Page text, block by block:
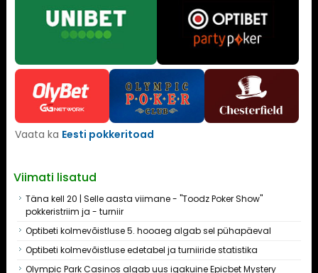
Vaata ka Eesti pokkeritoad
Viimati lisatud
Täna kell 20 | Selle aasta viimane - "Toodz Poker Show"
pokkeristriim ja - turniir
Optibeti kolmevõistluse 5. hooaeg algab sel pühapäeval
Optibeti kolmevõistluse edetabel ja turniiride statistika
Olympic Park Casinos algab uus igakuine Epicbet Mystery